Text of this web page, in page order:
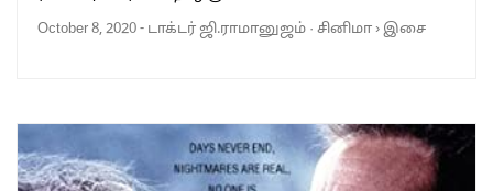
October 8, 2020- டாக்டர் ஜி.ராமானுஜம் · சினிமா› இசை